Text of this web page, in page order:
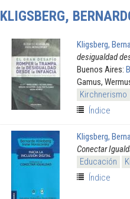
KLIGSBERG,
Kligsberg,
desigualdad
Buenos Aires:
Gamus,
Kirchnerismo
Índice
Kligsberg,
Conectar
Educación
Índice